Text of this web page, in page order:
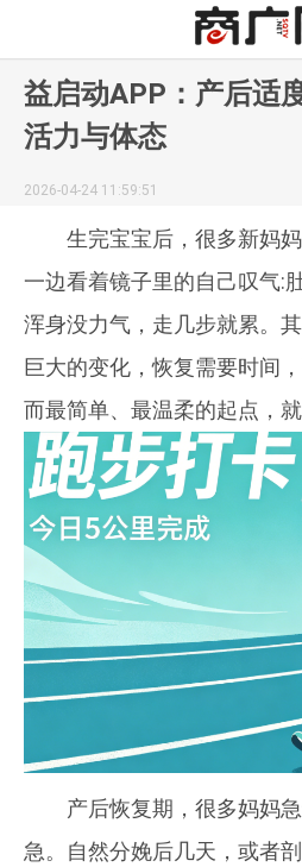
益启动APP：产后适
活力与体态
2026-04-24 11:59:51
生完宝宝后，很多新妈妈
一边看着镜子里的自己叹气:
浑身没力气，走几步就累。
巨大的变化，恢复需要时间
而最简单、最温柔的起点，
产后恢复期，很多妈妈急
急。自然分娩后几天，或者